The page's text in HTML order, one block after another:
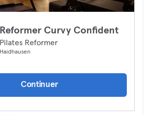
Reformer Curvy Confident
Pilates Reformer
Haidhausen
Continuer